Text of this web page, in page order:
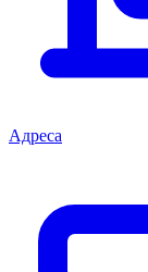
Адреса